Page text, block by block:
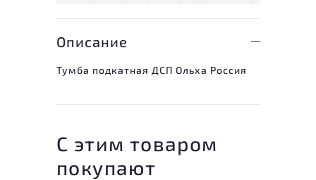
Описание
Тумба подкатная ДСП Ольха Россия
С этим товаром
покупают